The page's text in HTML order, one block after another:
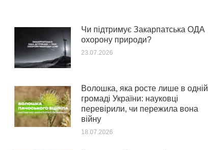
Чи підтримує Закарпатська ОДА
охорону природи?
23.07.2026
Волошка, яка росте лише в одній
громаді України: науковці
перевірили, чи пережила вона
війну
18.07.2026